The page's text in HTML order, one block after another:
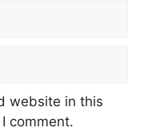
website in this
comment.